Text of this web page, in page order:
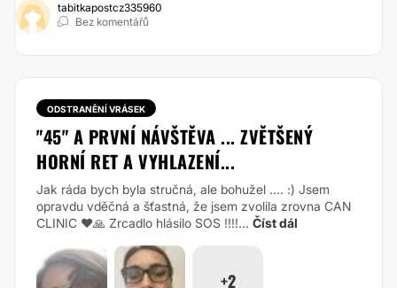
tabitkapostcz335960
Bez komentářů
ODSTRANĚNÍ VRÁSEK
"45" A PRVNÍ NÁVŠTĚVA ... ZVĚTŠENÝ
HORNÍ RET A VYHLAZENÍ...
Jak ráda bych byla stručná, ale bohužel .... :) Jsem
opravdu vděčná a šťastná, že jsem zvolila zrovna CAN
CLINIC ❤️🙏 Zrcadlo hlásilo SOS !!!!... Číst dál
+2